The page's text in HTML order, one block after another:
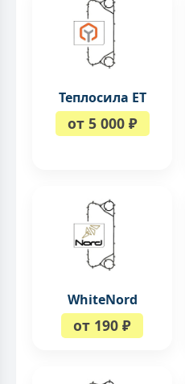
Теплосила ЕТ
от 5 000 ₽
WhiteNord
от 190 ₽